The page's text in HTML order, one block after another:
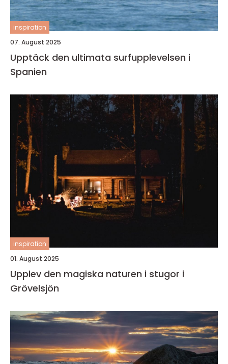
inspiration
07. August 2025
Upptäck den ultimata surfupplevelsen i
Spanien
inspiration
01. August 2025
Upplev den magiska naturen i stugor i
Grövelsjön